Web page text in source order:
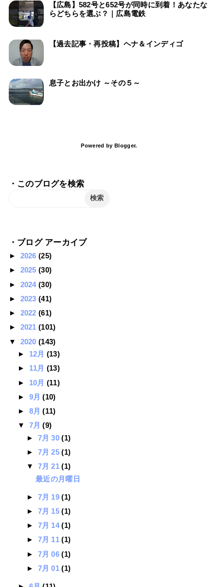
【広島】582号と652号が同時に到着！あなたな
らどちらを選ぶ？｜広島電鉄
【過去記事・再投稿】ヘナ＆インディゴ
息子とお出かけ ～その５～
Powered by Blogger.
・このブログを検索
・ブログ アーカイブ
► 2026(25)
► 2025(30)
► 2024(30)
► 2023(41)
► 2022(61)
► 2021(101)
▼ 2020(143)
► 12月 (13)
► 11月 (13)
► 10月 (11)
► 9月(10)
► 8月(11)
▼ 7月(9)
► 7月 30(1)
► 7月 25(1)
▼ 7月 21(1)
最近の月曜日
► 7月 19(1)
► 7月 15(1)
► 7月 14(1)
► 7月 11(1)
► 7月 06(1)
► 7月 01(1)